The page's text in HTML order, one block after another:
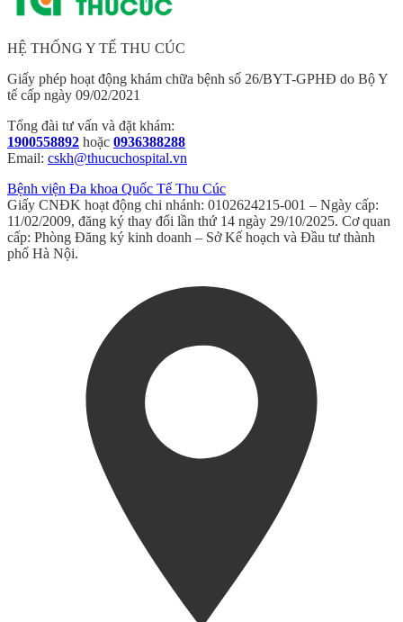
HỆ THỐNG Y TẾ THU CÚC
Giấy phép hoạt động khám chữa bệnh số 26/BYT-GPHĐ do Bộ Y
tế cấp ngày 09/02/2021
Tổng đài tư vấn và đặt khám:
1900558892 hoặc 0936388288
Email: cskh@thucuchospital.vn
Bệnh viện Đa khoa Quốc Tế Thu Cúc
Giấy CNĐK hoạt động chi nhánh: 0102624215-001 – Ngày cấp:
11/02/2009, đăng ký thay đổi lần thứ 14 ngày 29/10/2025. Cơ quan
cấp: Phòng Đăng ký kinh doanh – Sở Kế hoạch và Đầu tư thành
phố Hà Nội.